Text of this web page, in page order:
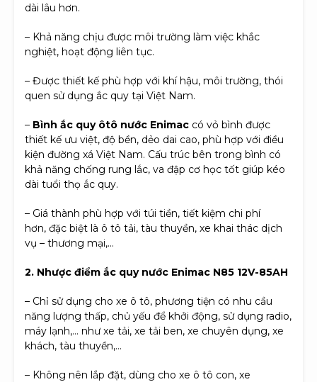
dài lâu hơn.
– Khả năng chịu được môi trường làm việc khắc
nghiệt, hoạt động liên tục.
– Được thiết kế phù hợp với khí hậu, môi trường, thói
quen sử dụng ắc quy tại Việt Nam.
– Bình ắc quy ôtô nước Enimac có vỏ bình được
thiết kế ưu việt, độ bền, dẻo dai cao, phù hợp với điều
kiện đường xá Việt Nam. Cấu trúc bên trong bình có
khả năng chống rung lắc, va đập cơ học tốt giúp kéo
dài tuổi thọ ắc quy.
– Giá thành phù hợp với túi tiền, tiết kiệm chi phí
hơn, đặc biệt là ô tô tải, tàu thuyền, xe khai thác dịch
vụ – thương mại,…
2. Nhược điểm ắc quy nước Enimac N85 12V-85AH
– Chỉ sử dụng cho xe ô tô, phương tiện có nhu cầu
năng lượng thấp, chủ yếu để khởi động, sử dụng radio,
máy lạnh,… như xe tải, xe tải ben, xe chuyên dụng, xe
khách, tàu thuyền,…
– Không nên lắp đặt, dùng cho xe ô tô con, xe